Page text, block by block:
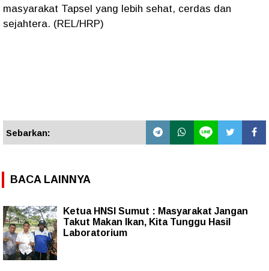
masyarakat Tapsel yang lebih sehat, cerdas dan
sejahtera. (REL/HRP)
Sebarkan:
BACA LAINNYA
Ketua HNSI Sumut : Masyarakat Jangan
Takut Makan Ikan, Kita Tunggu Hasil
Laboratorium